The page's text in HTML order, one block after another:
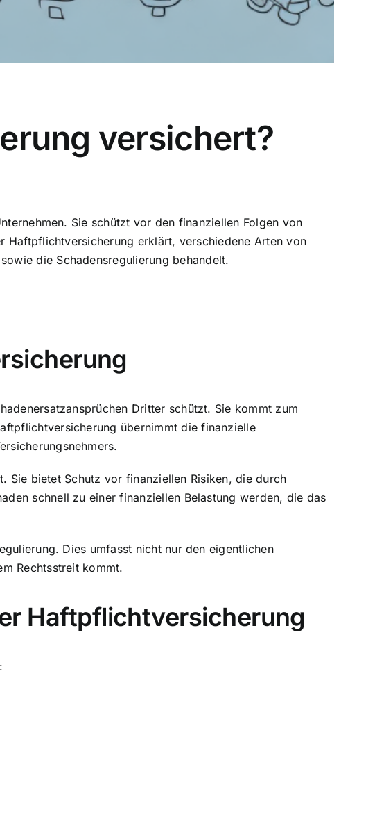
versichert?
Sie schützt vor den finanziellen Folgen von
Haftpflichtversicherung erklärt, verschiedene Arten von
die Schadensregulierung behandelt.
Dritter schützt. Sie kommt zum
übernimmt die finanzielle
Sie bietet Schutz vor finanziellen Risiken, die durch
schnell zu einer finanziellen Belastung werden, die das
Dies umfasst nicht nur den eigentlichen
Rechtsstreit kommt.
Haftpflichtversicherung